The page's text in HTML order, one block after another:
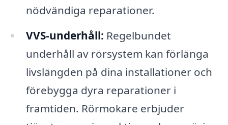
nödvändiga reparationer.
VVS-underhåll: Regelbundet
underhåll av rörsystem kan förlänga
livslängden på dina installationer och
förebygga dyra reparationer i
framtiden. Rörmokare erbjuder